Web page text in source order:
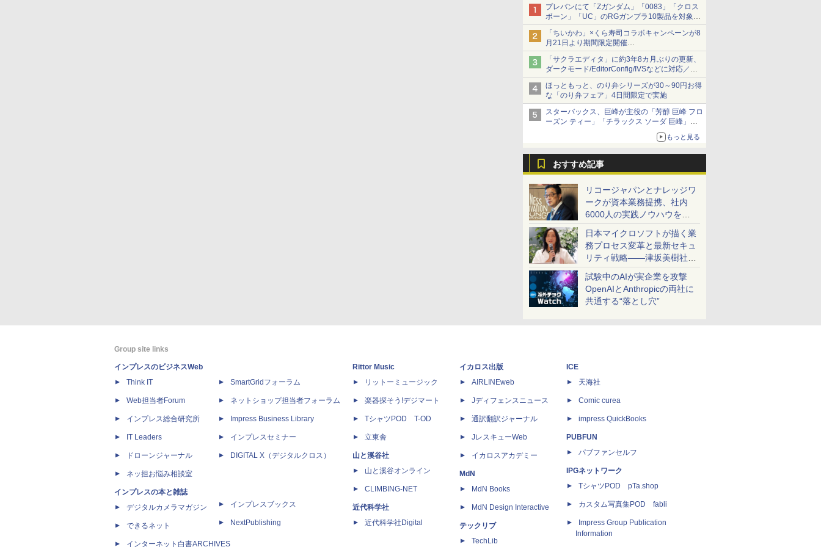
プレバンにて「Zガンダム」「0083」「クロス
ボーン」「UC」のRGガンプラ10製品を対象に
した抽選販売が8月10日11時より実施！
「ちいかわ」×くら寿司コラボキャンペーンが8
月21日より期間限定開催
オリジナルの湯呑みや寿司皿が景品に登場！
「サクラエディタ」に約3年8カ月ぶりの更新、
ダークモード/EditorConfig/IVSなどに対応／複
数の脆弱性に対処したセキュリティアップデー
ト
ほっともっと、のり弁シリーズが30～90円お得
な「のり弁フェア」4日間限定で実施
スターバックス、巨峰が主役の「芳醇 巨峰 フロ
ーズン ティー」「チラックス ソーダ 巨峰」発
もっと見る
おすすめ記事
リコージャパンとナレッジワ
ークが資本業務提携、社内
6000人の実践ノウハウを生
かした「AI商談記録 for
RICOH」を展開へ
日本マイクロソフトが描く業
務プロセス変革と最新セキュ
リティ戦略――津坂美樹社長
が2027年度戦略を説明
試験中のAIが実企業を攻撃
OpenAIとAnthropicの両社に
共通する“落とし穴”
Group site links
インプレスのビジネスWeb
Think IT
Web担当者Forum
インプレス総合研究所
IT Leaders
ドローンジャーナル
ネッ担お悩み相談室
インプレスの本と雑誌
デジタルカメラマガジン
できるネット
インターネット白書ARCHIVES
SmartGridフォーラム
ネットショップ担当者フォーラム
Impress Business Library
インプレスセミナー
DIGITAL X（デジタルクロス）
インプレスブックス
NextPublishing
Rittor Music
リットーミュージック
楽器探そう!デジマート
TシャツPOD T-OD
立東舎
山と溪谷社
山と溪谷オンライン
CLIMBING-NET
近代科学社
近代科学社Digital
イカロス出版
AIRLINEweb
Jディフェンスニュース
通訳翻訳ジャーナル
JレスキューWeb
イカロスアカデミー
MdN
MdN Books
MdN Design Interactive
テックリブ
TechLib
ICE
天海社
Comic curea
impress QuickBooks
PUBFUN
パブファンセルフ
IPGネットワーク
TシャツPOD pTa.shop
カスタム写真集POD fabli
Impress Group Publication
Information